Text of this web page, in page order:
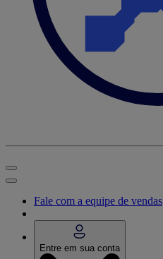
Fale com a equipe de vendas
Entre em sua conta